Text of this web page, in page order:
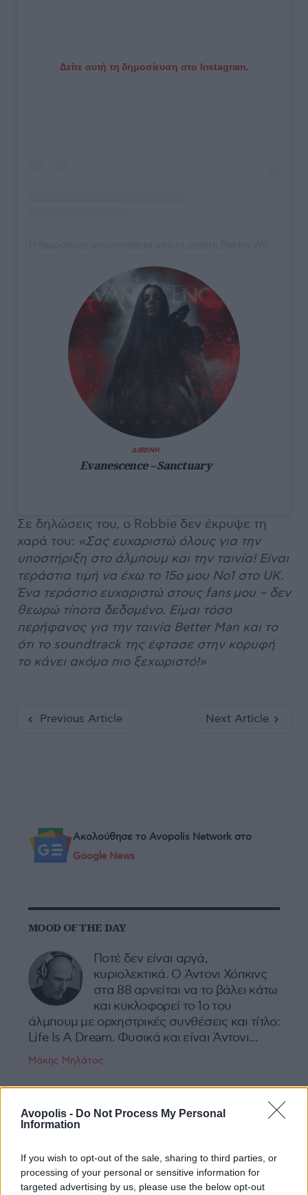
Avopolis - Do Not Process My Personal
Information
If you wish to opt-out of the sale, sharing to third parties, or
processing of your personal or sensitive information for
targeted advertising by us, please use the below opt-out
Δείτε αυτή τη δημοσίευση στο Instagram.
ΔΙΕΘΝΗ
Evanescence – Sanctuary
Σε δηλώσεις του, ο Robbie δεν έκρυψε τη
χαρά του: «Σας ευχαριστώ όλους για την
υποστήριξη στο άλμπουμ και την ταινία! Είναι
τεράστια τιμή να έχω το 15ο μου Νο1 στο UK.
Ένα τεράστιο ευχαριστώ στους fans μου – δεν
θεωρώ τίποτα δεδομένο. Είμαι τόσο
περήφανος για την ταινία Better Man και το
ότι το soundtrack της έφτασε στην κορυφή
το κάνει ακόμα πιο ξεχωριστό!»
Previous Article Next Article
Ακολούθησε το Avopolis Network στο
Google News
MOOD OF THE DAY
Ποτέ δεν είναι αργά,
κυριολεκτικά. Ο Άντονι Χόπκινς
στα 88 αρνείται να το βάλει κάτω
και κυκλοφορεί το 1ο του
άλμπουμ με ορχηστρικές συνθέσεις και τίτλο:
Life Is A Dream. Φυσικά και είναι Άντονι...
Μάκης Μηλάτος